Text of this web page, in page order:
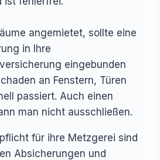
angemietet, sollte eine
in Ihre
eingebunden
an Fenstern, Türen
passiert. Auch einen
man nicht ausschließen.
für ihre Metzgerei sind
Absicherungen und